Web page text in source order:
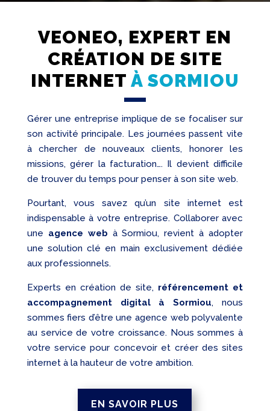
Création
Web
Referencement
Réseaux
sociaux
VEONEO, EXPERT EN
CRÉATION DE SITE
INTERNET À SORMIOU
Gérer une entreprise implique de se focaliser sur
son activité principale. Les journées passent vite
à chercher de nouveaux clients, honorer les
missions, gérer la facturation…. Il devient difficile
de trouver du temps pour penser à son site web.
Pourtant, vous savez qu’un site internet est
indispensable à votre entreprise. Collaborer avec
une agence web à Sormiou, revient à adopter
une solution clé en main exclusivement dédiée
aux professionnels.
Experts en création de site, référencement et
accompagnement digital à Sormiou, nous
sommes fiers d’être une agence web polyvalente
au service de votre croissance. Nous sommes à
votre service pour concevoir et créer des sites
internet à la hauteur de votre ambition.
EN SAVOIR PLUS